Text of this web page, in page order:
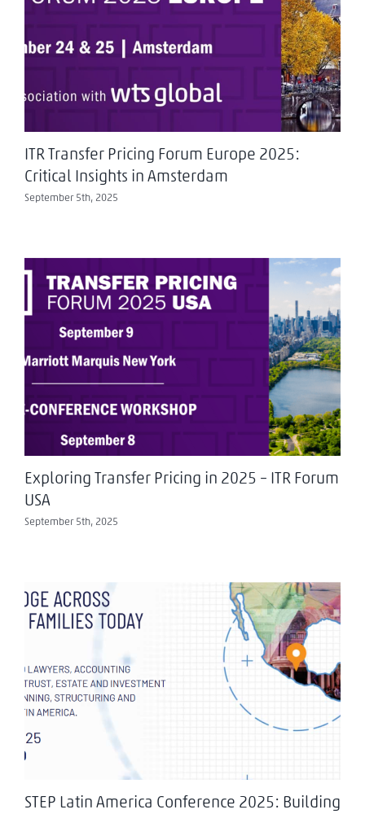
ITR Transfer Pricing Forum Europe 2025:
Critical Insights in Amsterdam
September 5th, 2025
Exploring Transfer Pricing in 2025 – ITR Forum
USA
September 5th, 2025
STEP Latin America Conference 2025: Building